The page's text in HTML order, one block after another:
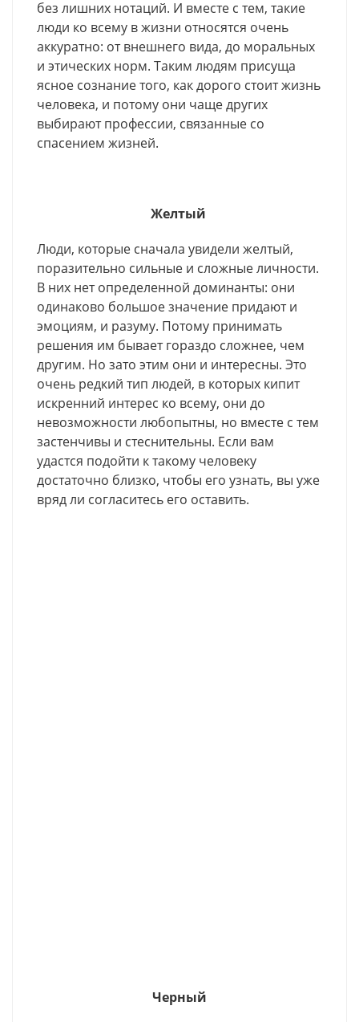
без лишних нотаций. И вместе с тем, такие
люди ко всему в жизни относятся очень
аккуратно: от внешнего вида, до моральных
и этических норм. Таким людям присуща
ясное сознание того, как дорого стоит жизнь
человека, и потому они чаще других
выбирают профессии, связанные со
спасением жизней.
Желтый
Люди, которые сначала увидели желтый,
поразительно сильные и сложные личности.
В них нет определенной доминанты: они
одинаково большое значение придают и
эмоциям, и разуму. Потому принимать
решения им бывает гораздо сложнее, чем
другим. Но зато этим они и интересны. Это
очень редкий тип людей, в которых кипит
искренний интерес ко всему, они до
невозможности любопытны, но вместе с тем
застенчивы и стеснительны. Если вам
удастся подойти к такому человеку
достаточно близко, чтобы его узнать, вы уже
вряд ли согласитесь его оставить.
Черный